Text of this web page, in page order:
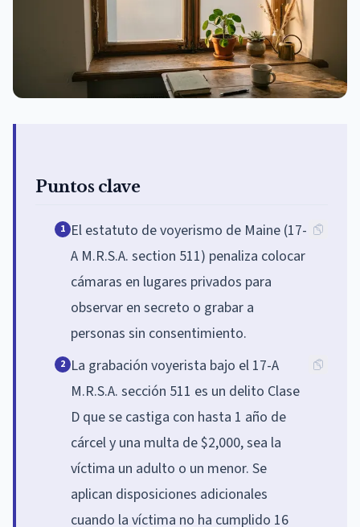
Puntos clave
1 El estatuto de voyerismo de Maine (17-
A M.R.S.A. section 511) penaliza colocar
cámaras en lugares privados para
observar en secreto o grabar a
personas sin consentimiento.
2 La grabación voyerista bajo el 17-A
M.R.S.A. sección 511 es un delito Clase
D que se castiga con hasta 1 año de
cárcel y una multa de $2,000, sea la
víctima un adulto o un menor. Se
aplican disposiciones adicionales
cuando la víctima no ha cumplido 16